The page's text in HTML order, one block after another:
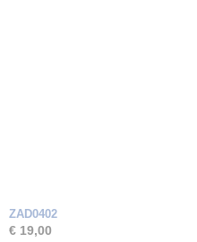
ZAD0402
€ 19,00